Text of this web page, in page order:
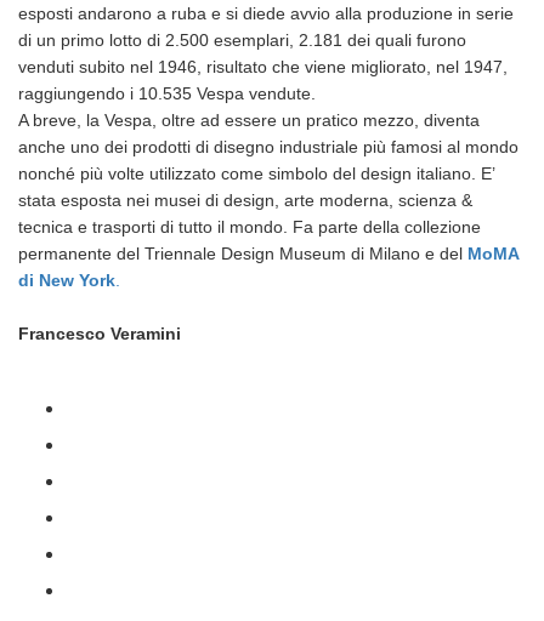
esposti andarono a ruba e si diede avvio alla produzione in serie
di un primo lotto di 2.500 esemplari, 2.181 dei quali furono
venduti subito nel 1946, risultato che viene migliorato, nel 1947,
raggiungendo i 10.535 Vespa vendute.
A breve, la Vespa, oltre ad essere un pratico mezzo, diventa
anche uno dei prodotti di disegno industriale più famosi al mondo
nonché più volte utilizzato come simbolo del design italiano. E’
stata esposta nei musei di design, arte moderna, scienza &
tecnica e trasporti di tutto il mondo. Fa parte della collezione
permanente del Triennale Design Museum di Milano e del MoMA
di New York.
Francesco Veramini